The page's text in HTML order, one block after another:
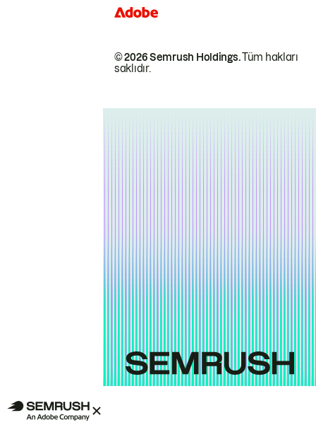
© 2026 Semrush Holdings.Tüm hakları
saklıdır.